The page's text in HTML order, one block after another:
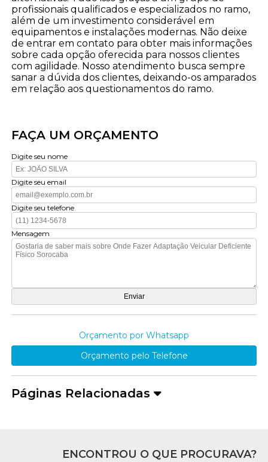
profissionais qualificados e especializados no ramo,
além de um investimento considerável em
equipamentos e instalações modernas. Não deixe
de entrar em contato para obter mais informações
sobre cada opção oferecida para nossos clientes
com agilidade. Nosso atendimento busca sempre
sanar a dúvida dos clientes, deixando-os amparados
em relação aos questionamentos do ramo.
FAÇA UM ORÇAMENTO
Digite seu nome
Digite seu email
Digite seu telefone
Mensagem
Orçamento por Whatsapp
Orçamento pelo Telefone
Páginas Relacionadas
ENCONTROU O QUE PROCURAVA?